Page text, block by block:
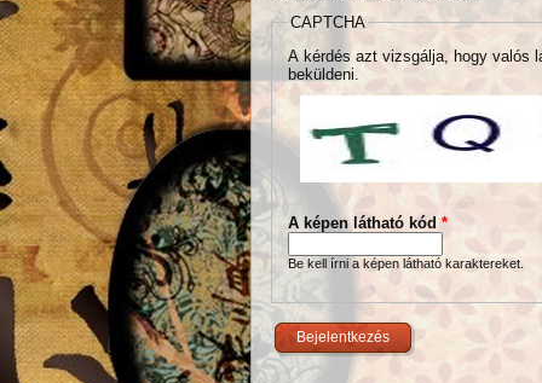
CAPTCHA
A kérdés azt vizsgálja, hogy valós
beküldeni.
A képen látható kód *
Be kell írni a képen látható karaktereket.